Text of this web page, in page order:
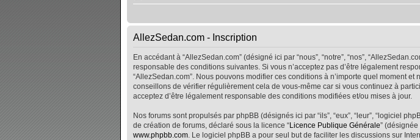
AllezSedan.com - Inscription
En accédant à “AllezSedan.com” (désigné ici par “nous”, “notre”, “nos”,
responsable des conditions suivantes. Si vous n’acceptez pas d’être légalement
“AllezSedan.com”. Nous pouvons modifier ces conditions à n’importe quel moment
conseillons de vérifier régulièrement cela de vous-même car si vous continuez à
acceptez d’être légalement responsable des conditions modifiées et/ou mises à jour.
Nos forums sont propulsés par phpBB (désignés ici par “ils”, “eux”, “leur”, “logiciel
de création de forums, déclaré sous la licence “Licence Publique Générale”
www.phpbb.com. Le logiciel phpBB a pour seul but de faciliter les discussions sur